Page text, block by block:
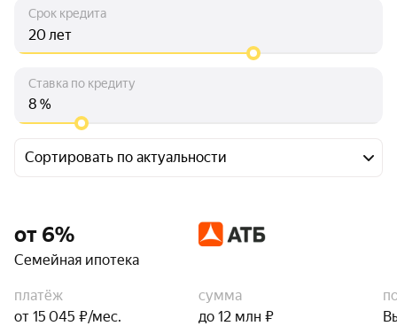
Срок кредита
лет
Ставка по кредиту
%
Сортировать по актуальности
от 6%
Семейная ипотека
платёж
от 15 045 ₽/мес.
сумма
до 12 млн ₽